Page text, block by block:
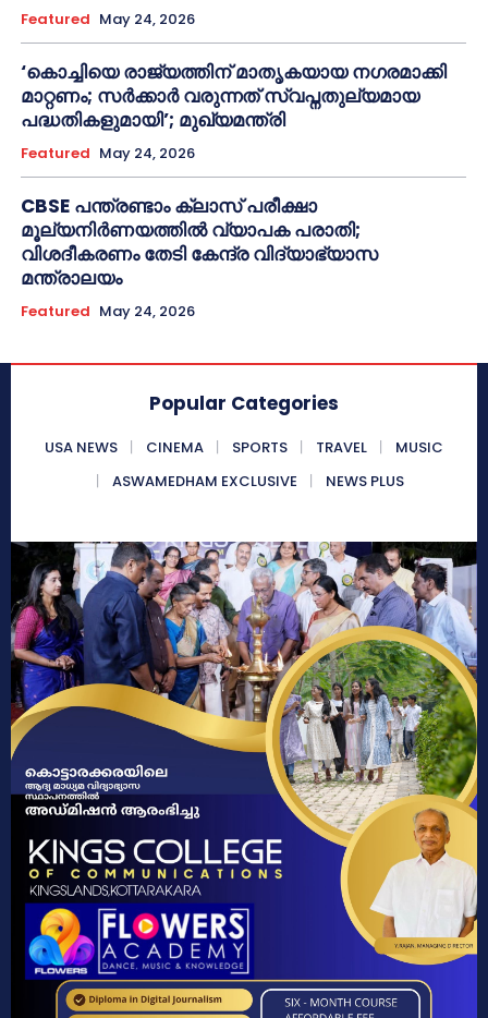
Featured May 24, 2026
‘കൊച്ചിയെ രാജ്യത്തിന് മാതൃകയായ നഗരമാക്കി
മാറ്റണം; സർക്കാർ വരുന്നത് സ്വപ്നതുല്യമായ
പദ്ധതികളുമായി’; മുഖ്യമന്ത്രി
Featured May 24, 2026
CBSE പന്ത്രണ്ടാം ക്ലാസ് പരീക്ഷാ
മൂല്യനിർണയത്തിൽ വ്യാപക പരാതി;
വിശദീകരണം തേടി കേന്ദ്ര വിദ്യാഭ്യാസ
മന്ത്രാലയം
Featured May 24, 2026
Popular Categories
USA NEWS CINEMA SPORTS TRAVEL
MUSIC
ASWAMEDHAM EXCLUSIVE
NEWS PLUS